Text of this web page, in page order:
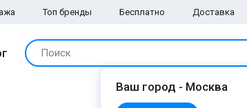
Топ бренды Бесплатно Доставка
Поиск
Ваш город - Москва